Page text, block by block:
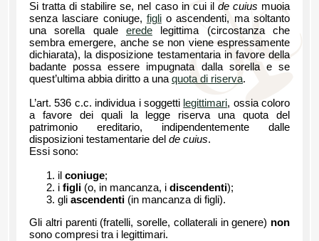
Si tratta di stabilire se, nel caso in cui il de cuius muoia
senza lasciare coniuge, figlio ascendenti, ma soltanto
una sorella quale erede legittima (circostanza che
sembra emergere, anche se non viene espressamente
dichiarata), la disposizione testamentaria in favore della
badante possa essere impugnata dalla sorella e se
quest’ultima abbia diritto a unaquota di riserva.
L’art. 536 c.c. individua i soggetti legittimari, ossia coloro
a favore dei quali la legge riserva una quota del
patrimonio ereditario, indipendentemente dalle
disposizioni testamentarie del de cuius.
Essi sono:
il coniuge;
i figli (o, in mancanza, i discendenti);
gli ascendenti (in mancanza di figli).
Gli altri parenti (fratelli, sorelle, collaterali in genere) non
sono compresi tra i legittimari.